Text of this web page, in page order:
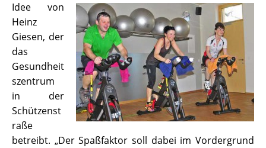
Idee von
Heinz
Giesen, der
das
Gesundheit
szentrum
in der
Schützenst
raße
betreibt. „Der Spaßfaktor soll dabei im Vordergrund